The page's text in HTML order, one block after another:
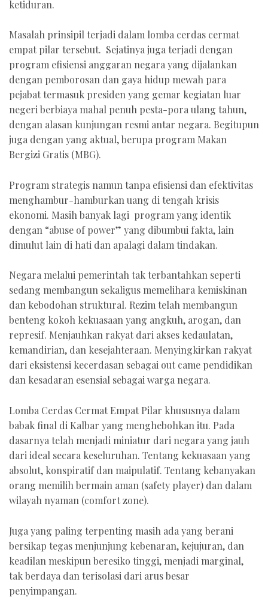
ketiduran.
Masalah prinsipil terjadi dalam lomba cerdas cermat
empat pilar tersebut. Sejatinya juga terjadi dengan
program efisiensi anggaran negara yang dijalankan
dengan pemborosan dan gaya hidup mewah para
pejabat termasuk presiden yang gemar kegiatan luar
negeri berbiaya mahal penuh pesta-pora ulang tahun,
dengan alasan kunjungan resmi antar negara. Begitupun
juga dengan yang aktual, berupa program Makan
Bergizi Gratis (MBG).
Program strategis namun tanpa efisiensi dan efektivitas
menghambur-hamburkan uang di tengah krisis
ekonomi. Masih banyak lagi program yang identik
dengan “abuse of power” yang dibumbui fakta, lain
dimulut lain di hati dan apalagi dalam tindakan.
Negara melalui pemerintah tak terbantahkan seperti
sedang membangun sekaligus memelihara kemiskinan
dan kebodohan struktural. Rezim telah membangun
benteng kokoh kekuasaan yang angkuh, arogan, dan
represif. Menjauhkan rakyat dari akses kedaulatan,
kemandirian, dan kesejahteraan. Menyingkirkan rakyat
dari eksistensi kecerdasan sebagai out came pendidikan
dan kesadaran esensial sebagai warga negara.
Lomba Cerdas Cermat Empat Pilar khususnya dalam
babak final di Kalbar yang menghebohkan itu. Pada
dasarnya telah menjadi miniatur dari negara yang jauh
dari ideal secara keseluruhan. Tentang kekuasaan yang
absolut, konspiratif dan maipulatif. Tentang kebanyakan
orang memilih bermain aman (safety player) dan dalam
wilayah nyaman (comfort zone).
Juga yang paling terpenting masih ada yang berani
bersikap tegas menjunjung kebenaran, kejujuran, dan
keadilan meskipun beresiko tinggi, menjadi marginal,
tak berdaya dan terisolasi dari arus besar
penyimpangan.